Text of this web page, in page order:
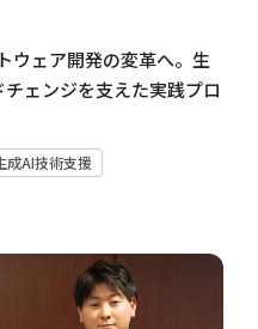
ウェア開発の変革へ。生
ェンジを支えた実践プロ
成AI技術支援